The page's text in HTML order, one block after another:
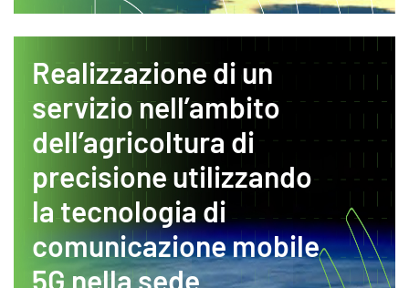
Realizzazione di un
servizio nell’ambito
dell’agricoltura di
precisione utilizzando
la tecnologia di
comunicazione mobile
5G nella sede